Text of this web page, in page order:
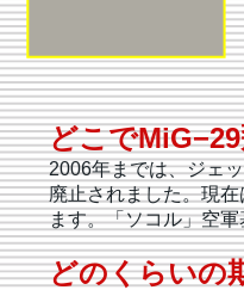
どこで
2006年までは、ジェ
廃止されました。現
ます。「ソコル」空
どのくらいの